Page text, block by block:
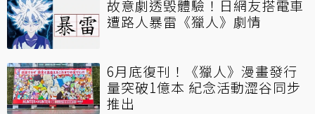
故意劇透毁體驗！日網友搭電車
遭路人暴雷《獵人》劇情
6月底復刊！《獵人》漫畫發行
量突破1億本 紀念活動澀谷同步
推出